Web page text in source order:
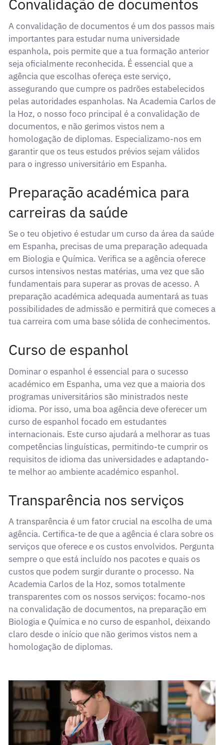
Convalidação de documentos
A convalidação de documentos é um dos passos mais
importantes para estudar numa universidade
espanhola, pois permite que a tua formação anterior
seja oficialmente reconhecida. É essencial que a
agência que escolhas ofereça este serviço,
assegurando que cumpre os padrões estabelecidos
pelas autoridades espanholas. Na Academia Carlos de
la Hoz, o nosso foco principal é a convalidação de
documentos, e não gerimos vistos nem a
homologação de diplomas. Especializamo-nos em
garantir que os teus estudos prévios sejam válidos
para o ingresso universitário em Espanha.
Preparação académica para
carreiras da saúde
Se o teu objetivo é estudar um curso da área da saúde
em Espanha, precisas de uma preparação adequada
em Biologia e Química. Verifica se a agência oferece
cursos intensivos nestas matérias, uma vez que são
fundamentais para superar as provas de acesso. A
preparação académica adequada aumentará as tuas
possibilidades de admissão e permitirá que comeces a
tua carreira com uma base sólida de conhecimentos.
Curso de espanhol
Dominar o espanhol é essencial para o sucesso
académico em Espanha, uma vez que a maioria dos
programas universitários são ministrados neste
idioma. Por isso, uma boa agência deve oferecer um
curso de espanhol focado em estudantes
internacionais. Este curso ajudará a melhorar as tuas
competências linguísticas, permitindo-te cumprir os
requisitos de idioma das universidades e adaptando-
te melhor ao ambiente académico espanhol.
Transparência nos serviços
A transparência é um fator crucial na escolha de uma
agência. Certifica-te de que a agência é clara sobre os
serviços que oferece e os custos envolvidos. Pergunta
sempre o que está incluído nos pacotes e quais os
custos que podem surgir durante o processo. Na
Academia Carlos de la Hoz, somos totalmente
transparentes com os nossos serviços: focamo-nos
na convalidação de documentos, na preparação em
Biologia e Química e no curso de espanhol, deixando
claro desde o início que não gerimos vistos nem a
homologação de diplomas.